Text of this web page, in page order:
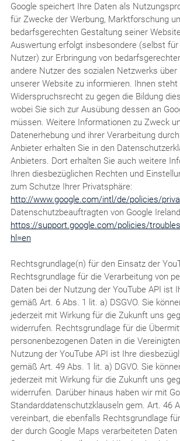
Google speichert Ihre Daten als
für Zwecke der Werbung, Marktforschung
bedarfsgerechten Gestaltung seiner
Auswertung erfolgt insbesondere (selbst
Nutzer) zur Erbringung von
andere Nutzer des sozialen Netzwerks
unserer Website zu informieren. Ihnen steht
Widerspruchsrecht zu gegen die Bildung
wobei Sie sich zur Ausübung dessen an
müssen. Weitere Informationen zu Zweck
Datenerhebung und ihrer Verarbeitung
Anbieter erhalten Sie in den
Anbieters. Dort erhalten Sie auch weitere
Ihren diesbezüglichen Rechten und
zum Schutze Ihrer Privatsphäre:
http://www.google.com/intl/de/policies/
Datenschutzbeauftragten von Google
https://support.google.com/policies/
hl=en
Rechtsgrundlage(n) für den Einsatz der
Rechtsgrundlage für die Verarbeitung von
Daten bei der Nutzung der YouTube API ist
gemäß Art. 6 Abs. 1 lit. a) DSGVO. Sie
jederzeit mit Wirkung für die Zukunft uns
widerrufen. Rechtsgrundlage für die
personenbezogenen Daten in die
Nutzung der YouTube API ist Ihre
gemäß Art. 49 Abs. 1 lit. a) DGVO. Sie
jederzeit mit Wirkung für die Zukunft uns
widerrufen. Darüber hinaus haben wir mit
Standarddatenschutzklauseln gem. Art. 46
vereinbart, die ebenfalls Rechtsgrundlage
der durch Google Maps verarbeiteten Daten